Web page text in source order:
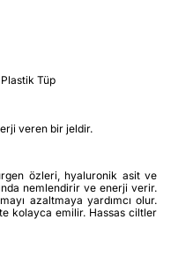
Tüp
veren bir jeldir.
özleri, hyaluronik asit ve
nemlendirir ve enerji verir.
azaltmaya yardımcı olur.
kolayca emilir. Hassas ciltler